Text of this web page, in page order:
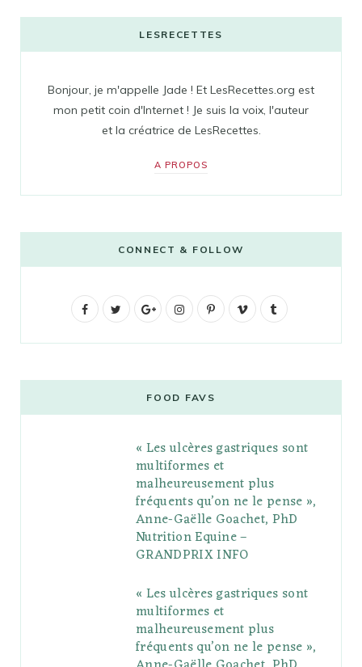
LESRECETTES
Bonjour, je m'appelle Jade ! Et LesRecettes.org est
mon petit coin d'Internet ! Je suis la voix, l'auteur
et la créatrice de LesRecettes.
A PROPOS
CONNECT & FOLLOW
F
b
t
G
g
l
e
P
l
s
I
t
a
g
r
a
m
P
e
r
e
s
V
o
l
r
FOOD FAVS
« Les ulcères gastriques sont
multiformes et
malheureusement plus
fréquents qu’on ne le pense »,
Anne-Gaëlle Goachet, PhD
Nutrition Equine –
GRANDPRIX INFO
« Les ulcères gastriques sont
multiformes et
malheureusement plus
fréquents qu’on ne le pense »,